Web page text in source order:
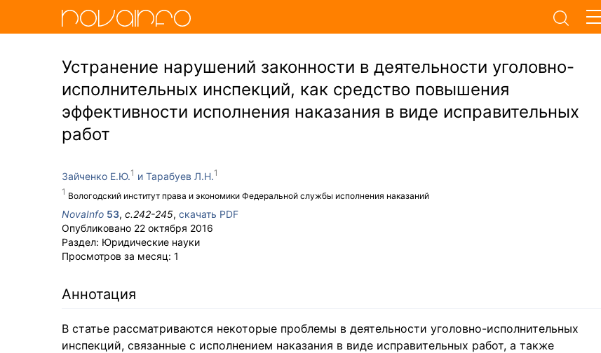
Устранение нарушений законности в деятельности уголовно-
исполнительных инспекций, как средство повышения
эффективности исполнения наказания в виде исправительных
работ
Зайченко Е.Ю.
Вологодский институт права и экономики Федеральной службы исполнения наказаний
Тарабуев Л.Н.
NovaInfo 53, с.242-245, скачать PDF
Опубликовано 22 октября 2016
Раздел: Юридические науки
Просмотров за месяц: 1
Аннотация
В статье рассматриваются некоторые проблемы в деятельности уголовно-исполнительных
инспекций, связанные с исполнением наказания в виде исправительных работ, а также